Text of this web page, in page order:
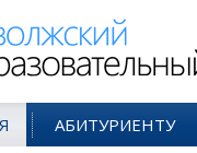
АБИТУРИЕНТУ